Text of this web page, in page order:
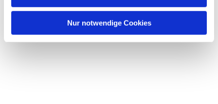
Nur notwendige Cookies